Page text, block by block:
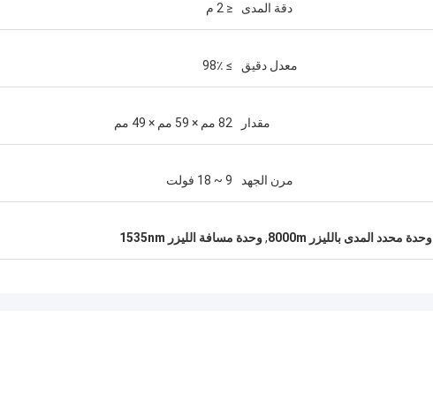
دقة المدى ≤ 2 م
معدل دقيق ≥ 98٪
مقدار 82 مم × 59 مم × 49 مم
مرن الجهد 9 ~ 18 فولت
وحدة محدد المدى بالليزر 8000m ,وحدة مسافة الليزر 1535nm